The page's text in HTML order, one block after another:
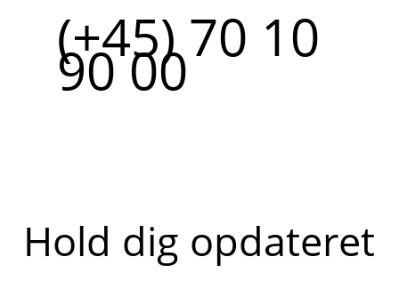
(+45) 70 10
90 00
Hold dig opdateret